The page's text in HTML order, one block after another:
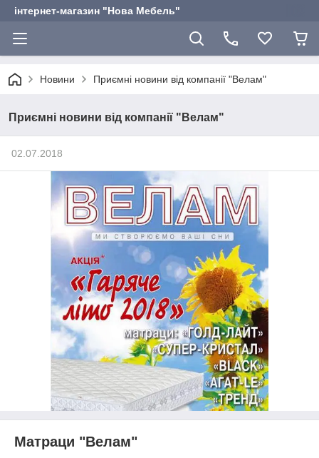
інтернет-магазин "Нова Мебель"
Новини Приємні новини від компанії "Велам"
Приємні новини від компанії "Велам"
02.07.2018
Матраци "Велам"